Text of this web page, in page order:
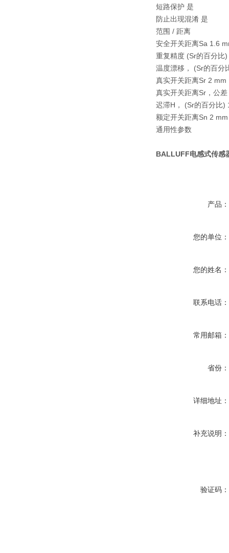
短路保护 是
防止出现混淆 是
范围 / 距离
安全开关距离Sa 1.6
重复精度 (Sr的百分比
温度漂移， (Sr的百分
真实开关距离Sr 2 mm
真实开关距离Sr，公
迟滞H， (Sr的百分比)
额定开关距离Sn 2 mm
通用性参数
BALLUFF电感式传感
产品：
您的单位：
您的姓名：
联系电话：
常用邮箱：
省份：
详细地址：
补充说明：
验证码：